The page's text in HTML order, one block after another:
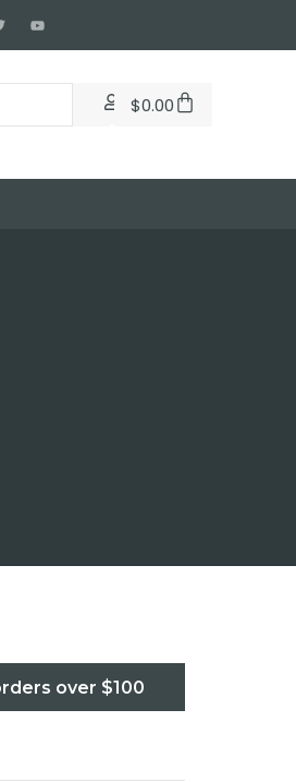
$0.00
over $100